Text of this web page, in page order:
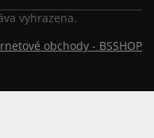
vyhrazena.
obchody - BSSHOP